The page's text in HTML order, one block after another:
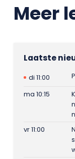
Meer
Laatste
di 11:00
ma 10:15
vr 11:00